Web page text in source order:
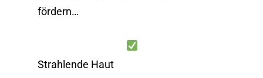
fördern…
Strahlende Haut